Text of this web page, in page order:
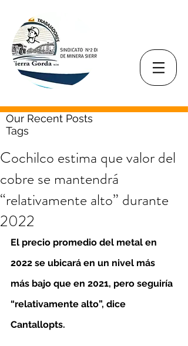
Our Recent Posts
Tags
Cochilco estima que valor del
cobre se mantendrá
“relativamente alto” durante
2022
El precio promedio del metal en
2022 se ubicará en un nivel más
más bajo que en 2021, pero seguiría
“relativamente alto”, dice
Cantallopts.